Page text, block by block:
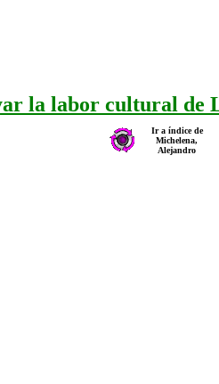
la labor cultural de
Ir a índice de
Michelena,
Alejandro